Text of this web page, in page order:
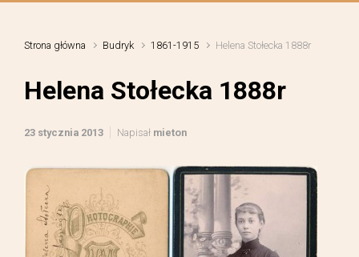
Strona główna Budryk 1861-1915 Helena Stołecka 1888r
Helena Stołecka 1888r
23 stycznia 2013 Napisał mieton